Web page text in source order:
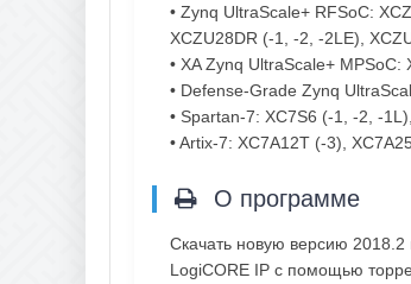
• Zynq UltraScale+ RFSoC:
XCZU28DR (-1, -2, -2LE),
• XA Zynq UltraScale+
• Defense-Grade Zynq
• Spartan-7: XC7S6 (-1, -2, -
• Artix-7: XC7A12T (-3),
О программе
Скачать новую версию
LogiCORE IP с помощью